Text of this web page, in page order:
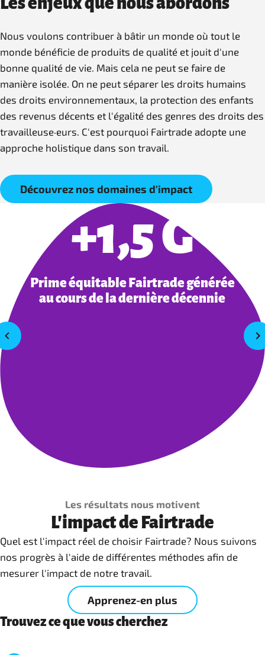
Nous voulons contribuer à bâtir un monde où tout le
monde bénéficie de produits de qualité et jouit d'une
bonne qualité de vie. Mais cela ne peut se faire de
manière isolée. On ne peut séparer les droits humains
des droits environnementaux, la protection des enfants
des revenus décents et l'égalité des genres des droits des
travailleuse·eurs. C'est pourquoi Fairtrade adopte une
approche holistique dans son travail.
Découvrez nos domaines d'impact
+1,5 G
Prime équitable Fairtrade générée
au cours de la dernière décennie
Les résultats nous motivent
L'impact de Fairtrade
Quel est l'impact réel de choisir Fairtrade? Nous suivons
nos progrès à l'aide de différentes méthodes afin de
mesurer l'impact de notre travail.
Apprenez-en plus
Trouvez ce que vous cherchez